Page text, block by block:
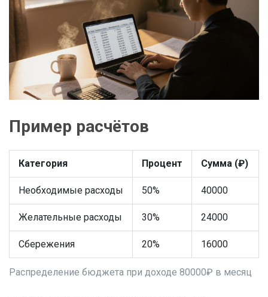
Пример расчётов
Распределение бюджета при доходе 80000₽ в месяц
Категория Процент Сумма (₽)
Необходимые расходы 50% 40000
Желательные расходы 30% 24000
Сбережения 20% 16000